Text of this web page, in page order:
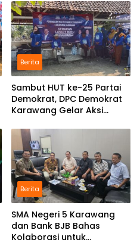
Berita
Sambut HUT ke-25 Partai
Demokrat, DPC Demokrat
Karawang Gelar Aksi
Ciampel
Berita
SMA Negeri 5 Karawang
dan Bank BJB Bahas
Kolaborasi untuk